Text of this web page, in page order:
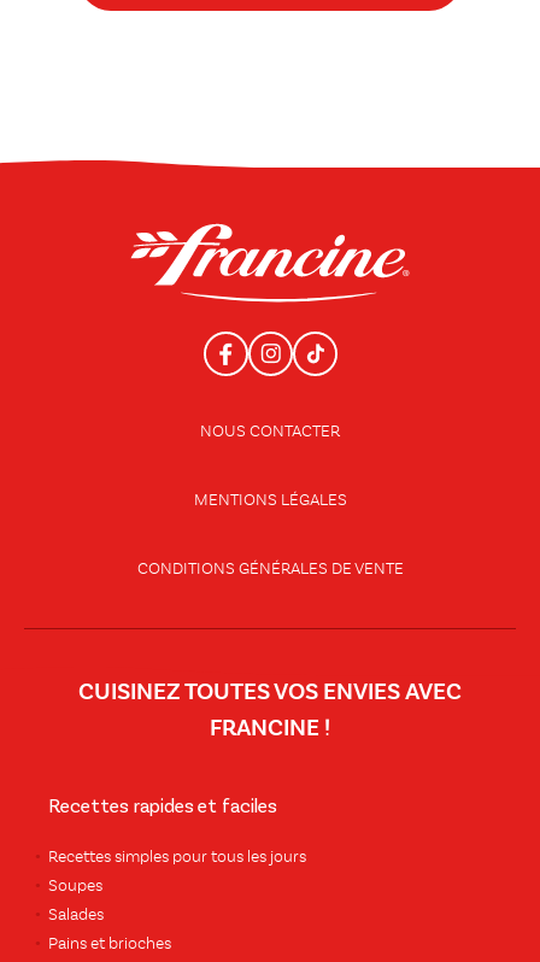
NOUS CONTACTER
MENTIONS LÉGALES
CONDITIONS GÉNÉRALES DE VENTE
CUISINEZ TOUTES VOS ENVIES AVEC
FRANCINE !
Recettes rapides et faciles
Recettes simples pour tous les jours
Soupes
Salades
Pains et brioches